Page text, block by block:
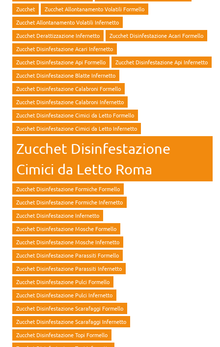
Zucchet
Zucchet Allontanamento Volatili Formello
Zucchet Allontanamento Volatili Infernetto
Zucchet Derattizzazione Infernetto
Zucchet Disinfestazione Acari Formello
Zucchet Disinfestazione Acari Infernetto
Zucchet Disinfestazione Api Formello
Zucchet Disinfestazione Api Infernetto
Zucchet Disinfestazione Blatte Infernetto
Zucchet Disinfestazione Calabroni Formello
Zucchet Disinfestazione Calabroni Infernetto
Zucchet Disinfestazione Cimici da Letto Formello
Zucchet Disinfestazione Cimici da Letto Infernetto
Zucchet Disinfestazione
Cimici da Letto Roma
Zucchet Disinfestazione Formiche Formello
Zucchet Disinfestazione Formiche Infernetto
Zucchet Disinfestazione Infernetto
Zucchet Disinfestazione Mosche Formello
Zucchet Disinfestazione Mosche Infernetto
Zucchet Disinfestazione Parassiti Formello
Zucchet Disinfestazione Parassiti Infernetto
Zucchet Disinfestazione Pulci Formello
Zucchet Disinfestazione Pulci Infernetto
Zucchet Disinfestazione Scarafaggi Formello
Zucchet Disinfestazione Scarafaggi Infernetto
Zucchet Disinfestazione Topi Formello